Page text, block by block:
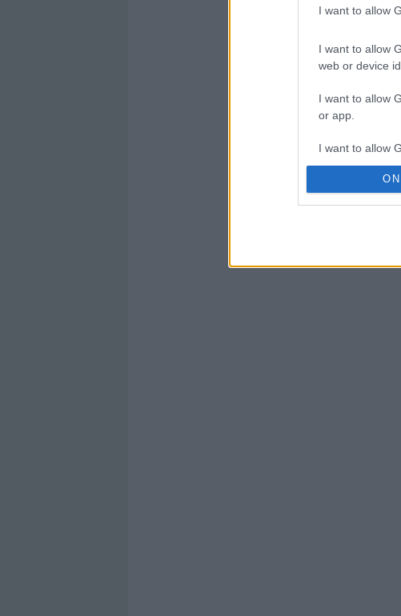
I want to allow
I want to allow
web or device
I want to allow
or app.
I want to allow
I want to allow
authentication